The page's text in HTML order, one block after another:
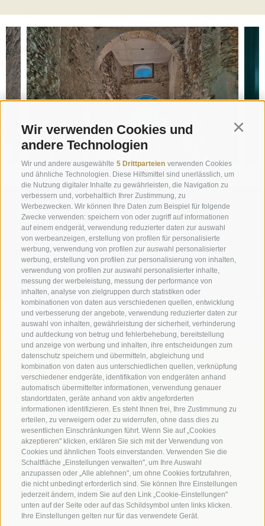
Wir verwenden Cookies und
andere Technologien
Wir und andere ausgewählte 5 Drittparteien verwenden Cookies
und ähnliche Technologien. Diese Hilfsmittel sind unerlässlich, um
die Nutzung digitaler Inhalte zu gewährleisten, die Navigation zu
verbessern und, vorbehaltlich Ihrer Zustimmung, zu
Werbezwecken. Wir können Ihre Daten zum Beispiel für folgende
Zwecke verwenden: speichern von oder zugriff auf informationen
auf einem endgerät, verwendung reduzierter daten zur auswahl
von werbeanzeigen, erstellung von profilen für personalisierte
werbung, verwendung von profilen zur auswahl personalisierter
werbung, erstellung von profilen zur personalisierung von inhalten,
verwendung von profilen zur auswahl personalisierter inhalte,
messung der werbeleistung, messung der performance von
inhalten, analyse von zielgruppen durch statistiken oder
kombinationen von daten aus verschiedenen quellen, entwicklung
und verbesserung der angebote, verwendung reduzierter daten zur
auswahl von inhalten, gewährleistung der sicherheit, verhinderung
und aufdeckung von betrug und fehlerbehebung, bereitstellung
und anzeige von werbung und inhalten, ihre entscheidungen zum
datenschutz speichern und übermitteln, abgleichung und
kombination von daten aus unterschiedlichen quellen, verknüpfung
verschiedener endgeräte, identifikation von endgeräten anhand
automatisch übermittelter informationen, verwendung genauer
standortdaten, geräte anhand von aktiv angeforderten
informationen identifizieren. Es steht Ihnen frei, Ihre Zustimmung zu
erteilen, zu verweigern oder zu widerrufen, ohne dass dies zu
wesentlichen Einschränkungen führt. Wenn Sie auf „Cookies
akzeptieren" klicken, erklären Sie sich mit der Verwendung von
Cookies und ähnlichen Tools einverstanden. Verwenden Sie die
Schaltfläche „Einstellungen verwalten", um Ihre Auswahl
anzupassen oder „Alle ablehnen", um ohne Cookies fortzufahren,
die nicht unbedingt erforderlich sind. Sie können Ihre Einstellungen
jederzeit ändern, indem Sie auf den Link „Cookie-Einstellungen"
unten auf der Seite oder auf das Schildsymbol unten links klicken.
Ihre Einstellungen gelten nur für das verwendete Gerät.
Anfrage
info@marienberg.it
+39 0473 843980
Impressum | Transparenz | Sitemap | Cookie-Richtlinie
Privacy | Cookie Präferenzen
Benediktinerstift Marienberg
Schlinig 1
39024 Mals
Italien - BZ
Museumsleitung und Verwaltung
Tel.+39 0473 843989
Email: verwaltung@marienberg.it
Kloster